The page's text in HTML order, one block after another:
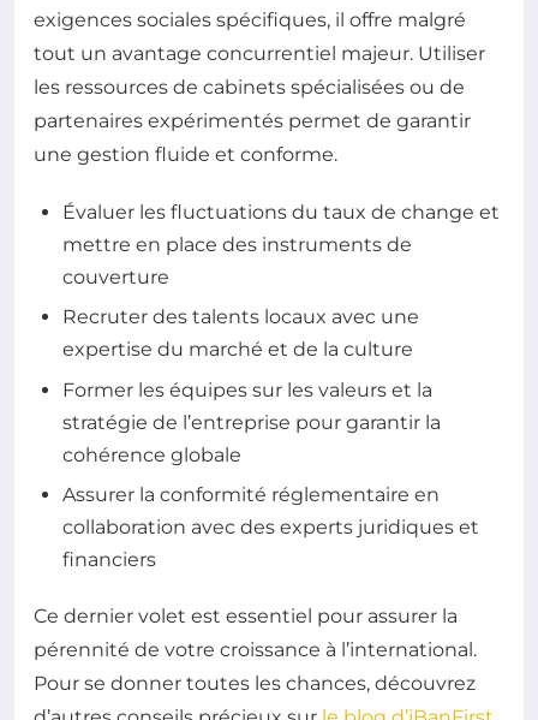
exigences sociales spécifiques, il offre malgré
tout un avantage concurrentiel majeur. Utiliser
les ressources de cabinets spécialisées ou de
partenaires expérimentés permet de garantir
une gestion fluide et conforme.
Évaluer les fluctuations du taux de change et
mettre en place des instruments de
couverture
Recruter des talents locaux avec une
expertise du marché et de la culture
Former les équipes sur les valeurs et la
stratégie de l’entreprise pour garantir la
cohérence globale
Assurer la conformité réglementaire en
collaboration avec des experts juridiques et
financiers
Ce dernier volet est essentiel pour assurer la
pérennité de votre croissance à l’international.
Pour se donner toutes les chances, découvrez